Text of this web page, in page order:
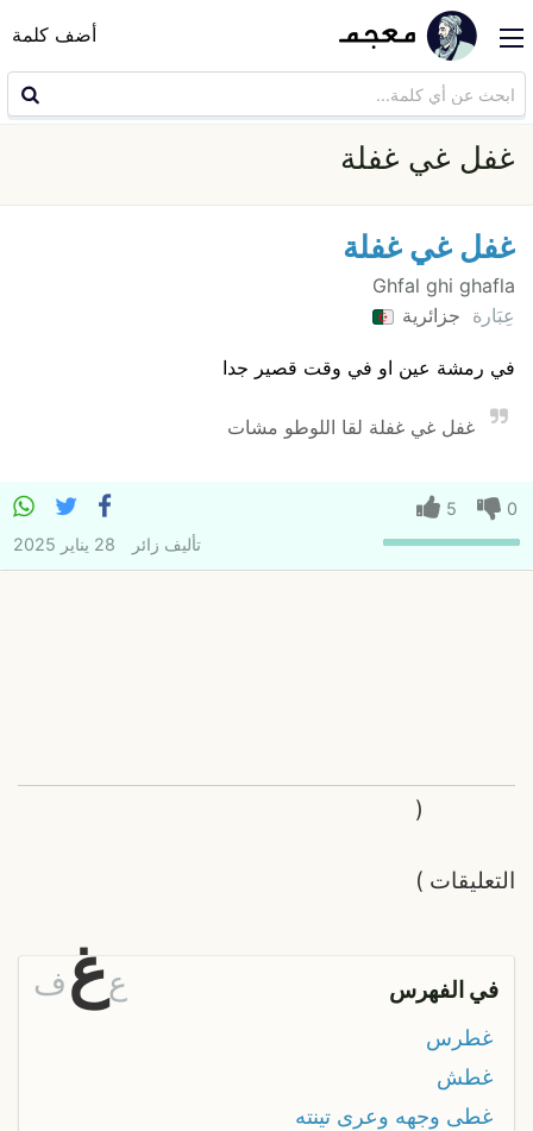
أضف كلمة
غفل غي غفلة
غفل غي غفلة
Ghfal ghi ghafla
عِبَارة جزائرية
في رمشة عين او في وقت قصير جدا
غفل غي غفلة لقا اللوطو مشات
0
5
تأليف زائر 28 يناير 2025
التعليقات
(
)
في الفهرس عغف
غطرس
غطش
غطى وجهه وعرى تينته